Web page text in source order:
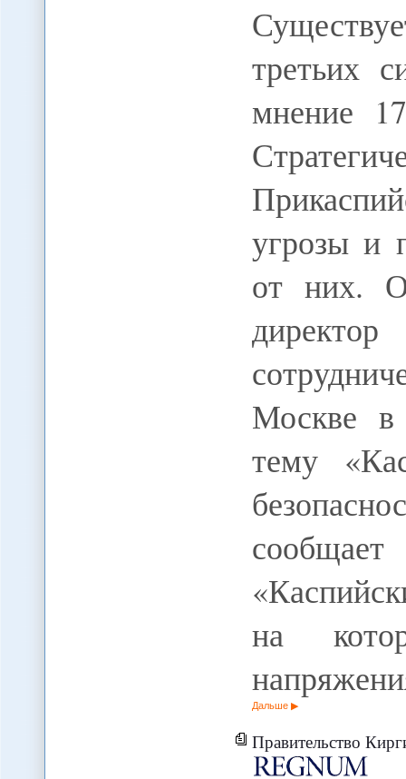
третьих
мнение
угрозы и
от них.
Москве в
тему
на
Дальше
Правительство Киргизии готовится к